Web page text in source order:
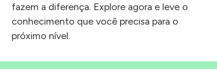
fazem a diferença. Explore agora e leve o
conhecimento que você precisa para o
próximo nível.